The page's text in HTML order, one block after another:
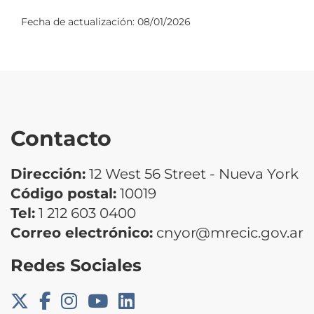
Fecha de actualización: 08/01/2026
Contacto
Dirección: 12 West 56 Street - Nueva York
Código postal: 10019
Tel: 1 212 603 0400
Correo electrónico: cnyor@mrecic.gov.ar
Redes Sociales